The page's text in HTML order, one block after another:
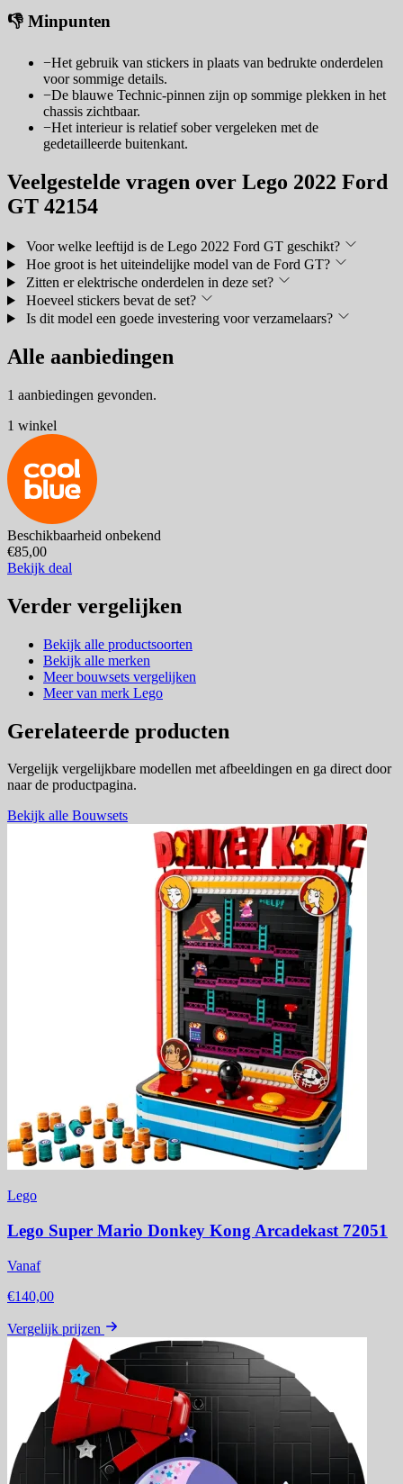
👎 Minpunten
−Het gebruik van stickers in plaats van bedrukte onderdelen
voor sommige details.
−De blauwe Technic-pinnen zijn op sommige plekken in het
chassis zichtbaar.
−Het interieur is relatief sober vergeleken met de
gedetailleerde buitenkant.
Veelgestelde vragen over Lego 2022 Ford
GT 42154
Voor welke leeftijd is de Lego 2022 Ford GT geschikt?
Hoe groot is het uiteindelijke model van de Ford GT?
Zitten er elektrische onderdelen in deze set?
Hoeveel stickers bevat de set?
Is dit model een goede investering voor verzamelaars?
Alle aanbiedingen
1 aanbiedingen gevonden.
1 winkel
Beschikbaarheid onbekend
€85,00
Bekijk deal
Verder vergelijken
Bekijk alle productsoorten
Bekijk alle merken
Meer bouwsets vergelijken
Meer van merk Lego
Gerelateerde producten
Vergelijk vergelijkbare modellen met afbeeldingen en ga direct door
naar de productpagina.
Bekijk alle Bouwsets
Lego
Lego Super Mario Donkey Kong Arcadekast 72051
Vanaf
€140,00
Vergelijk prijzen